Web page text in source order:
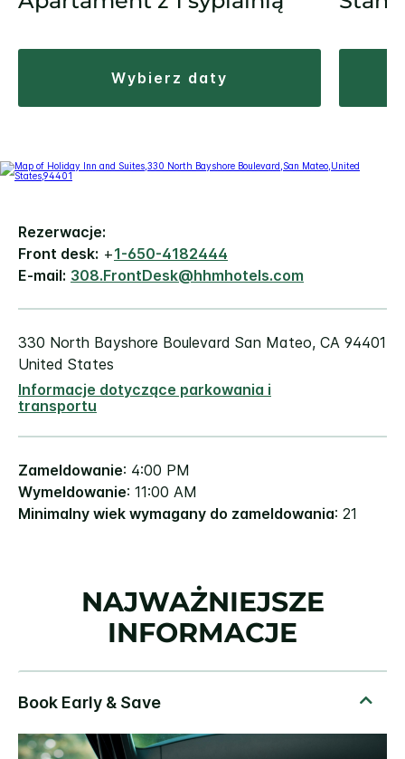
wybierz daty
Rezerwacje:
Front desk: +1-650-4182444
E-mail: 308.FrontDesk@hhmhotels.com
330 North Bayshore Boulevard San Mateo, CA 94401
United States
Informacje dotyczące parkowania i
transportu
Zameldowanie: 4:00 PM
Wymeldowanie: 11:00 AM
Minimalny wiek wymagany do zameldowania: 21
NAJWAŻNIEJSZE
INFORMACJE